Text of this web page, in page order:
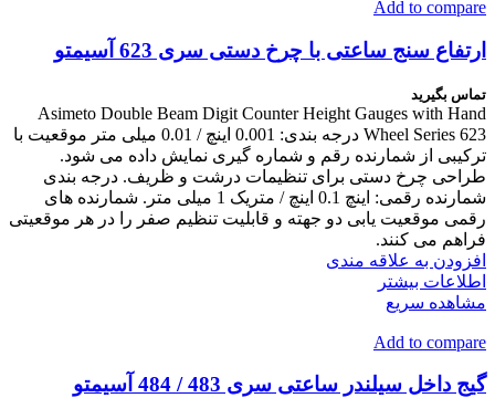
Add to compare
ارتفاع سنج ساعتی با چرخ دستی سری 623 آسیمتو
تماس بگیرید
Asimeto Double Beam Digit Counter Height Gauges with Hand
Wheel Series 623 درجه بندی: 0.001 اینچ / 0.01 میلی متر موقعیت با
ترکیبی از شمارنده رقم و شماره گیری نمایش داده می شود.
طراحی چرخ دستی برای تنظیمات درشت و ظریف. درجه بندی
شمارنده رقمی: اینچ 0.1 اینچ / متریک 1 میلی متر. شمارنده های
رقمی موقعیت یابی دو جهته و قابلیت تنظیم صفر را در هر موقعیتی
فراهم می کنند.
افزودن به علاقه مندی
اطلاعات بیشتر
مشاهده سریع
Add to compare
گیج داخل سیلندر ساعتی سری 483 / 484 آسیمتو